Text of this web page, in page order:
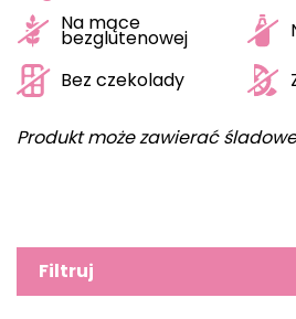
Na mące
bezglutenowej
Bez czekolady
Produkt może zawierać
Filtruj